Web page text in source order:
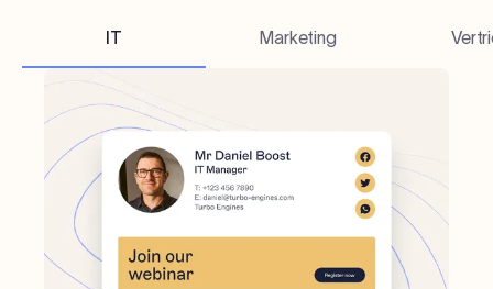
IT Marketing